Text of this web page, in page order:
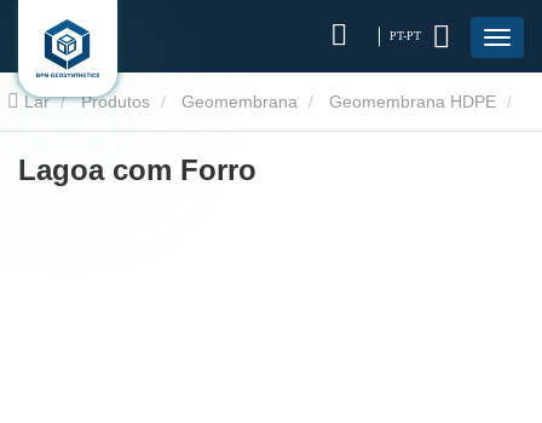
PT-PT
Lar Produtos Geomembrana Geomembrana HDPE
Lagoa com Forro
Lagoa com Forro